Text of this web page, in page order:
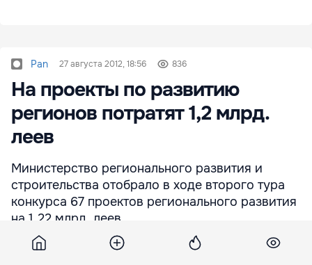
Pan 27 августа 2012, 18:56 836
На проекты по развитию
регионов потратят 1,2 млрд.
леев
Министерство регионального развития и
строительства отобрало в ходе второго тура
конкурса 67 проектов регионального развития
на 1,22 млрд. леев.